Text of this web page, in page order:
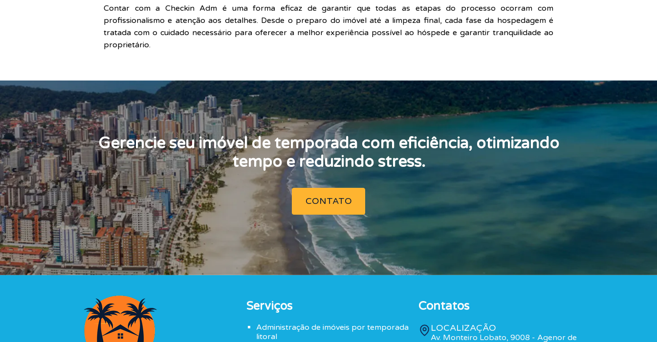
Contar com a Checkin Adm é uma forma eficaz de garantir que todas as etapas do processo ocorram com
profissionalismo e atenção aos detalhes. Desde o preparo do imóvel até a limpeza final, cada fase da hospedagem é
tratada com o cuidado necessário para oferecer a melhor experiência possível ao hóspede e garantir tranquilidade ao
proprietário.
Gerencie seu imóvel de temporada com eficiência, otimizando
tempo e reduzindo stress.
CONTATO
Serviços
Administração de imóveis por temporada
litoral
Contatos
LOCALIZAÇÃO
Av. Monteiro Lobato, 9008 - Agenor de